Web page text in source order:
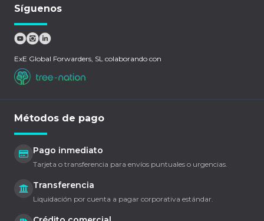
Síguenos
ExE Global Forwarders, SL colaborando con
Métodos de pago
Pago inmediato
Tarjeta o transferencia para envíos puntuales o urgencias.
Transferencia
Liquidación por cuenta a pagar corporativa estándar.